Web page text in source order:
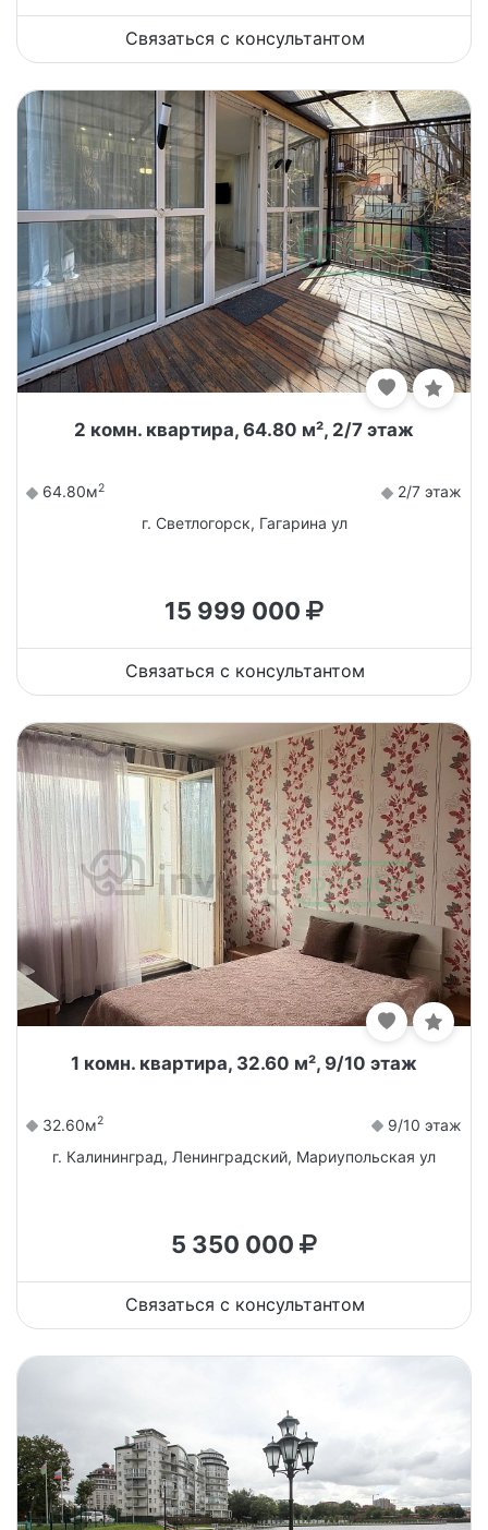
Связаться с консультантом
2 комн. квартира, 64.80 м², 2/7 этаж
64.80м2
2/7 этаж
г. Светлогорск, Гагарина ул
15 999 000
Связаться с консультантом
1 комн. квартира, 32.60 м², 9/10 этаж
32.60м2
9/10 этаж
г. Калининград, Ленинградский, Мариупольская ул
5 350 000
Связаться с консультантом